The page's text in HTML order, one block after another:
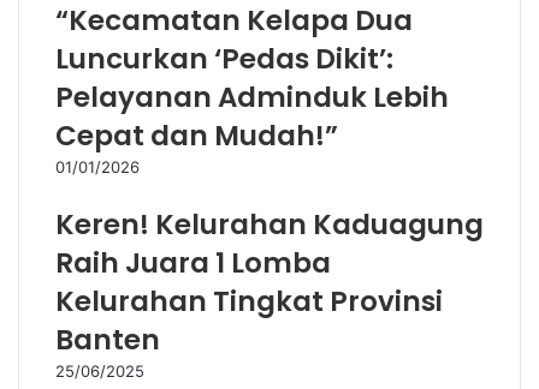
“Kecamatan Kelapa Dua
Luncurkan ‘Pedas Dikit’:
Pelayanan Adminduk Lebih
Cepat dan Mudah!”
01/01/2026
Keren! Kelurahan Kaduagung
Raih Juara 1 Lomba
Kelurahan Tingkat Provinsi
Banten
25/06/2025